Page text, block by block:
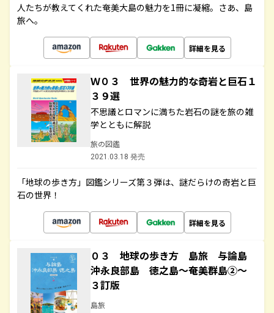
人たちが教えてくれた奄美大島の魅力を1冊に凝縮。さあ、島
旅へ。
詳細を見る
Ｗ０３ 世界の魅力的な奇岩と巨石１
３９選
不思議とロマンに満ちた岩石の謎を旅の雑
学とともに解説
旅の図鑑
2021.03.18 発売
「地球の歩き方」図鑑シリーズ第３弾は、謎だらけの奇岩と巨
石の世界！
詳細を見る
０３ 地球の歩き方 島旅 与論島
沖永良部島 徳之島～奄美群島②～
３訂版
島旅